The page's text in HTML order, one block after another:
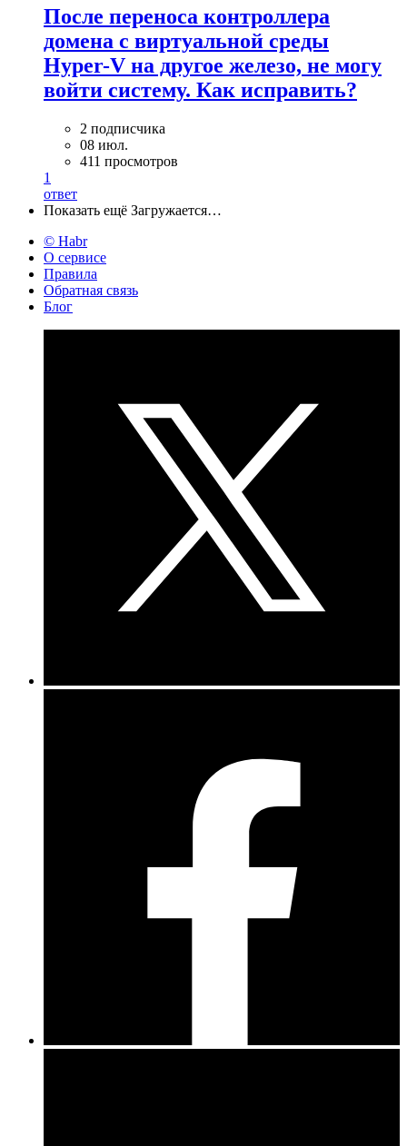
После переноса контроллера
домена с виртуальной среды
Hyper-V на другое железо, не могу
войти систему. Как исправить?
2 подписчика
08 июл.
411 просмотров
1
ответ
Показать ещё Загружается…
© Habr
О сервисе
Правила
Обратная связь
Блог